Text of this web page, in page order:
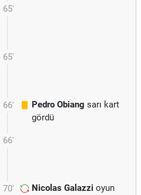
65'
65'
66' Pedro Obiang sarı kart
gördü
66'
70' Nicolas Galazzi oyun